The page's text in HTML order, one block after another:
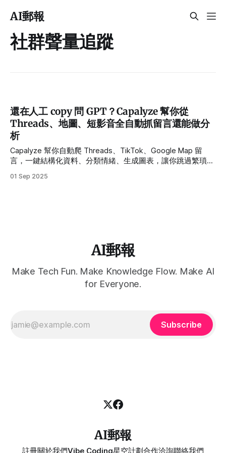
AI郵報
社群聲量追蹤
還在人工 copy 問 GPT？Capalyze 幫你從
Threads、地圖、短影音全自動抓留言還能做分
析
Capalyze 幫你自動爬 Threads、TikTok、Google Map 留
言，一鍵結構化資料、分類情緒、生成圖表，讓你跳過繁瑣爬
01 Sep 2025
AI郵報
Make Tech Fun. Make Knowledge Flow. Make AI
for Everyone.
Subscribe
AI郵報
註冊關於我們Vibe Coding星空計劃合作洽詢聯絡我們